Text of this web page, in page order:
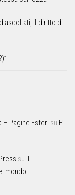
ascoltati, il diritto di
– Pagine Esteri su E’
su Il
mondo